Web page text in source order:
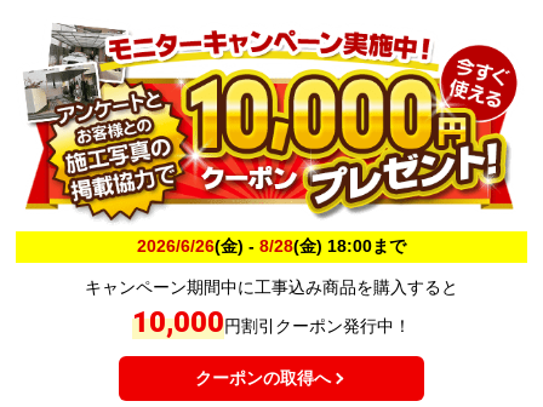
2026/6/26(金) - 8/28(金) 18:00まで
キャンペーン期間中に工事込み商品を購入すると
10,000円割引クーポン発行中！
クーポンの取得へ